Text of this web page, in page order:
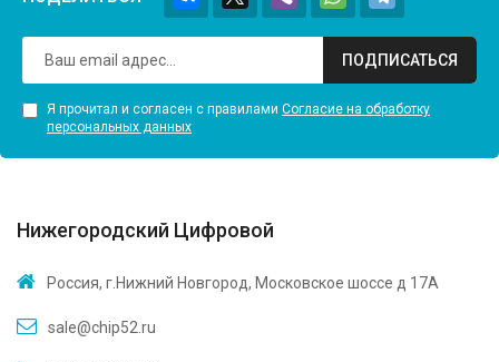
ПОДПИСАТЬСЯ
Я прочитал и согласен с правилами Согласие на обработку
персональных данных
Нижегородский Цифровой
Россия, г.Нижний Новгород, Московское шоссе д 17А
sale@chip52.ru